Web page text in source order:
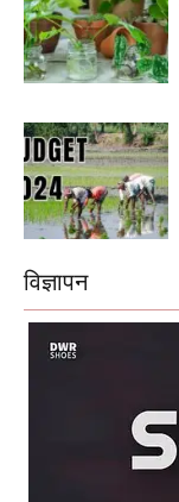
विज्ञापन